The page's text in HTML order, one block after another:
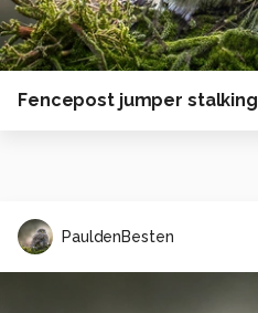
Fencepost jumper stalking
PauldenBesten